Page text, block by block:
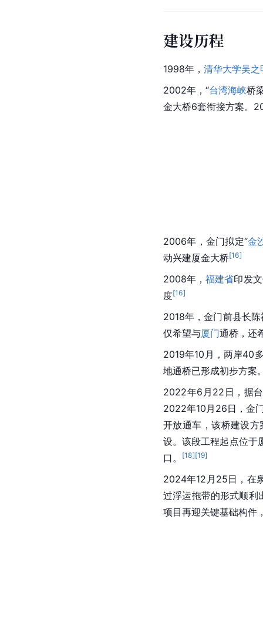
建设历程
1998年， 清华大学吴之
2002年，“台湾海峡桥
金大桥6套衔接方案。
2006年， 金门拟定“金
动兴建厦金大桥[16]
2008年，福建省印发
度[16]
2018年，金门前县长
仅希望与厦门通桥，还
2019年10月，两岸40
地通桥已形成初步方案
2022年6月22日，据
2022年10月26日，金
开放通车，该桥建设
设。该段工程起点位于
口。
[18][19]
2024年12月25日，在
过浮运拖带的形式顺利
项目再迎关键基础构件